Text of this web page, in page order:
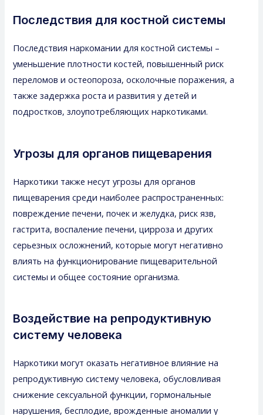
Последствия для костной системы
Последствия наркомании для костной системы –
уменьшение плотности костей, повышенный риск
переломов и остеопороза, осколочные поражения, а
также задержка роста и развития у детей и
подростков, злоупотребляющих наркотиками.
Угрозы для органов пищеварения
Наркотики также несут угрозы для органов
пищеварения среди наиболее распространенных:
повреждение печени, почек и желудка, риск язв,
гастрита, воспаление печени, цирроза и других
серьезных осложнений, которые могут негативно
влиять на функционирование пищеварительной
системы и общее состояние организма.
Воздействие на репродуктивную
систему человека
Наркотики могут оказать негативное влияние на
репродуктивную систему человека, обусловливая
снижение сексуальной функции, гормональные
нарушения, бесплодие, врожденные аномалии у